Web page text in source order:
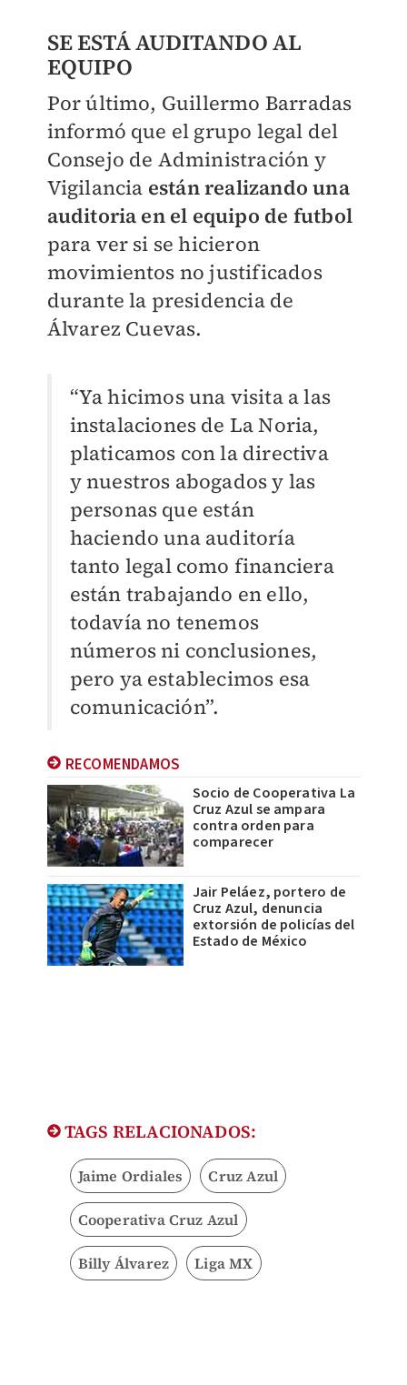
SE ESTÁ AUDITANDO AL
EQUIPO
Por último, Guillermo Barradas
informó que el grupo legal del
Consejo de Administración y
Vigilancia están realizando una
auditoria en el equipo de futbol
para ver si se hicieron
movimientos no justificados
durante la presidencia de
Álvarez Cuevas.
“Ya hicimos una visita a las
instalaciones de La Noria,
platicamos con la directiva
y nuestros abogados y las
personas que están
haciendo una auditoría
tanto legal como financiera
están trabajando en ello,
todavía no tenemos
números ni conclusiones,
pero ya establecimos esa
comunicación”.
RECOMENDAMOS
Socio de Cooperativa La
Cruz Azul se ampara
contra orden para
comparecer
Jair Peláez, portero de
Cruz Azul, denuncia
extorsión de policías del
Estado de México
TAGS RELACIONADOS:
Jaime Ordiales Cruz Azul
Cooperativa Cruz Azul
Billy Álvarez Liga MX